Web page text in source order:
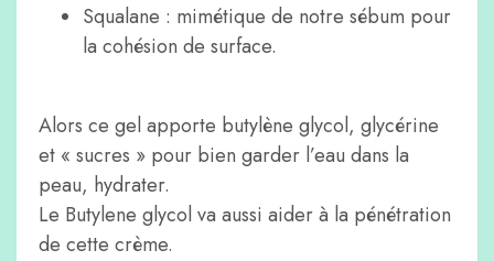
Squalane : mimétique de notre sébum pour
la cohésion de surface.
Alors ce gel apporte butylène glycol, glycérine
et « sucres » pour bien garder l’eau dans la
peau, hydrater.
Le Butylene glycol va aussi aider à la pénétration
de cette crème.